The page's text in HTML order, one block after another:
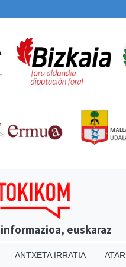
euskaraz
ANTXETA IRRATIA